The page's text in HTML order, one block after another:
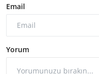
Email
Yorum